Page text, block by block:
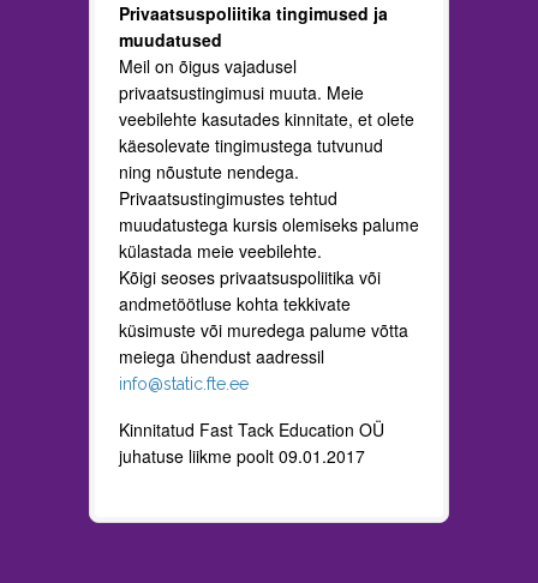
Privaatsuspoliitika tingimused ja
muudatused
Meil on õigus vajadusel
privaatsustingimusi muuta. Meie
veebilehte kasutades kinnitate, et olete
käesolevate tingimustega tutvunud
ning nõustute nendega.
Privaatsustingimustes tehtud
muudatustega kursis olemiseks palume
külastada meie veebilehte.
Kõigi seoses privaatsuspoliitika või
andmetöötluse kohta tekkivate
küsimuste või muredega palume võtta
meiega ühendust aadressil
info@static.fte.ee
Kinnitatud Fast Tack Education OÜ
juhatuse liikme poolt 09.01.2017